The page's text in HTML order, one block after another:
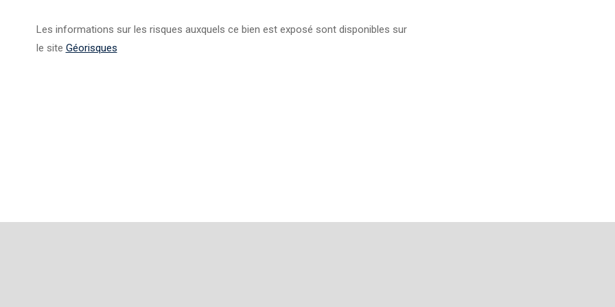
Les informations sur les risques auxquels ce bien est exposé sont disponibles sur
le site Géorisques